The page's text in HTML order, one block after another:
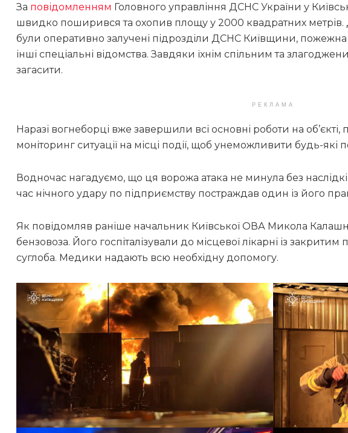
За повідомленням Головного управління ДСНС України у
швидко поширився та охопив площу у 2000 квадратних метрів.
були оперативно залучені підрозділи ДСНС Київщини, пожежна
інші спеціальні відомства. Завдяки їхнім спільним та
загасити.
РЕКЛАМА
Наразі вогнеборці вже завершили всі основні роботи на
моніторинг ситуації на місці події, щоб унеможливити будь-які
Водночас нагадуємо, що ця ворожа атака не минула без
час нічного удару по підприємству постраждав один із його
Як повідомляв раніше начальник Київської ОВА Микола
бензовоза. Його госпіталізували до місцевої лікарні із
суглоба. Медики надають всю необхідну допомогу.